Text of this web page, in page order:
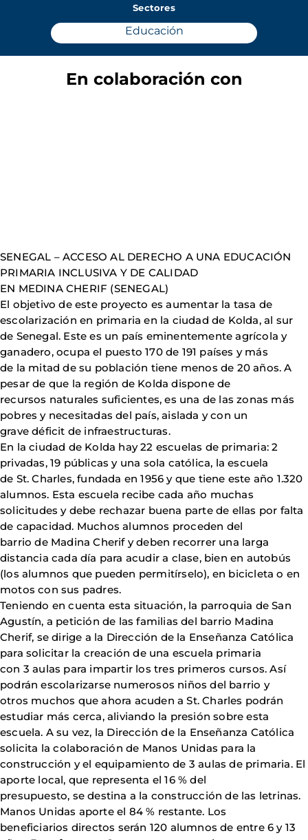
Sectores
Educación
En colaboración con
SENEGAL – ACCESO AL DERECHO A UNA EDUCACIÓN
PRIMARIA INCLUSIVA Y DE CALIDAD
EN MEDINA CHERIF (SENEGAL)
El objetivo de este proyecto es aumentar la tasa de
escolarización en primaria en la ciudad de Kolda, al sur
de Senegal. Este es un país eminentemente agrícola y
ganadero, ocupa el puesto 170 de 191 países y más
de la mitad de su población tiene menos de 20 años. A
pesar de que la región de Kolda dispone de
recursos naturales suficientes, es una de las zonas más
pobres y necesitadas del país, aislada y con un
grave déficit de infraestructuras.
En la ciudad de Kolda hay 22 escuelas de primaria: 2
privadas, 19 públicas y una sola católica, la escuela
de St. Charles, fundada en 1956 y que tiene este año 1.320
alumnos. Esta escuela recibe cada año muchas
solicitudes y debe rechazar buena parte de ellas por falta
de capacidad. Muchos alumnos proceden del
barrio de Madina Cherif y deben recorrer una larga
distancia cada día para acudir a clase, bien en autobús
(los alumnos que pueden permitírselo), en bicicleta o en
motos con sus padres.
Teniendo en cuenta esta situación, la parroquia de San
Agustín, a petición de las familias del barrio Madina
Cherif, se dirige a la Dirección de la Enseñanza Católica
para solicitar la creación de una escuela primaria
con 3 aulas para impartir los tres primeros cursos. Así
podrán escolarizarse numerosos niños del barrio y
otros muchos que ahora acuden a St. Charles podrán
estudiar más cerca, aliviando la presión sobre esta
escuela. A su vez, la Dirección de la Enseñanza Católica
solicita la colaboración de Manos Unidas para la
construcción y el equipamiento de 3 aulas de primaria. El
aporte local, que representa el 16 % del
presupuesto, se destina a la construcción de las letrinas.
Manos Unidas aporte el 84 % restante. Los
beneficiarios directos serán 120 alumnos de entre 6 y 13